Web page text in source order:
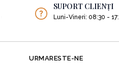
SUPORT CLIENȚI
Luni-Vineri: 08:30 -
URMARESTE-NE